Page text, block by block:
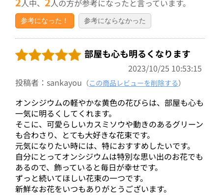
人中、 人の方が参考になったと言っています。
参考になった！ 参考にならなかった
部屋も心も明るくなります
2023/10/25 10:53:15
投稿者：sankayou （この商品レビューを削除する）
オンシジウムの軽やかな黄色の花びらは、部屋も心も
一気に明るくしてくれます。
そこに、可愛らしいカスミソウや動きのあるグリーン
も合わさり、とても大好きな花束です。
元気になりたい時には、特におすすめしたいです。
自分にとってオンシジウムは特別な思い出のお花でも
あるので、飾っていると毎日が幸せです。
ずっと続いてほしい花束の一つです。
新鮮なお花をいつもありがとうございます。